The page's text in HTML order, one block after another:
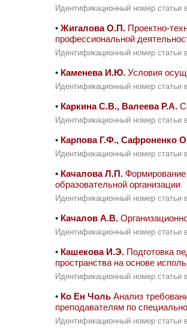
Идентификационный номер статьи
• Жигалова О.П. Проектно-
профессиональной
Идентификационный номер статьи
• Каменева И.Ю. Условия
Идентификационный номер статьи
• Каркина С.В., Валеева Р.А.
Идентификационный номер статьи
• Карпова Г.Ф., Сафроненко
Идентификационный номер статьи
• Качалова Л.П. Формирование
образовательной организации
Идентификационный номер статьи
• Качалов А.В.
Идентификационный номер статьи
• Кашекова И.Э. Подготовка
пространства на основе
Идентификационный номер статьи
• Ко Ен Чоль Анализ
преподавателям по
Идентификационный номер статьи